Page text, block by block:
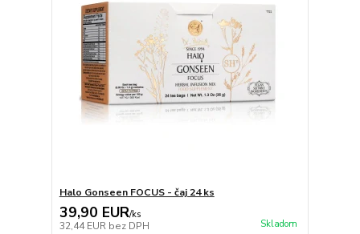
Halo Gonseen FOCUS - čaj 24 ks
39,90 EUR/ks
32,44 EUR bez DPH Skladom